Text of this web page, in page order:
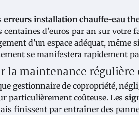
erreurs installation chauffe-eau
centaines d'euros par an sur votre
d'un espace adéquat, même
se manifestera rapidement
la maintenance
gestionnaire de copropriété,
particulièrement coûteuse. Les
finissent par entraîner des